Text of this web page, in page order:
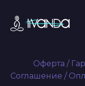
Оферта /
Соглашение /